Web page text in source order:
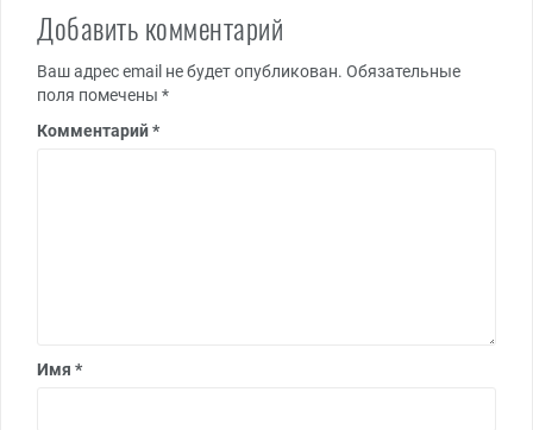
Добавить комментарий
Ваш адрес email не будет опубликован. Обязательные
поля помечены *
Комментарий*
Имя *